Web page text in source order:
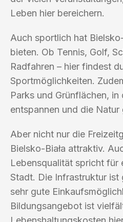
Leben hier bereichern.
Auch sportlich hat
bieten. Ob Tennis, Golf,
Radfahren – hier findest
Sportmöglichkeiten.
Parks und Grünflächen, in
entspannen und die Natur
Aber nicht nur die
Bielsko-Biała attraktiv.
Lebensqualität spricht für
Stadt. Die Infrastruktur
sehr gute
Bildungsangebot ist